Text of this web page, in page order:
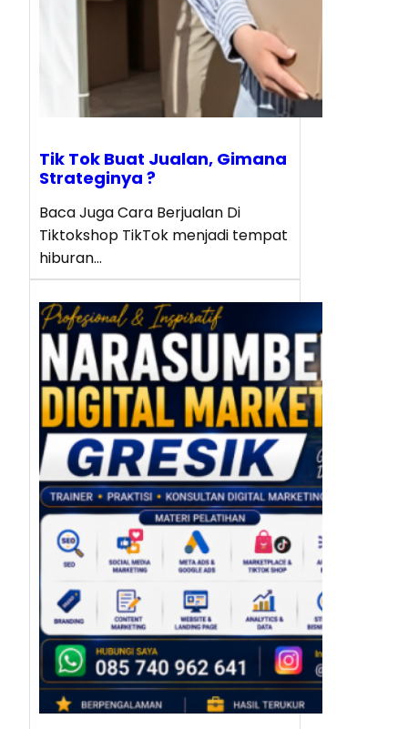
Tik Tok Buat Jualan, Gimana
Strateginya ?
Baca Juga Cara Berjualan Di
Tiktokshop TikTok menjadi tempat
hiburan…